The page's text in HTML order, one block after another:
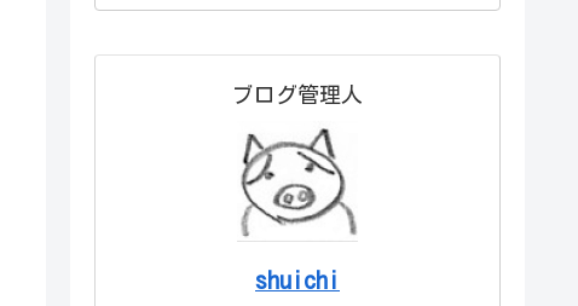
ブログ管理人
shuichi